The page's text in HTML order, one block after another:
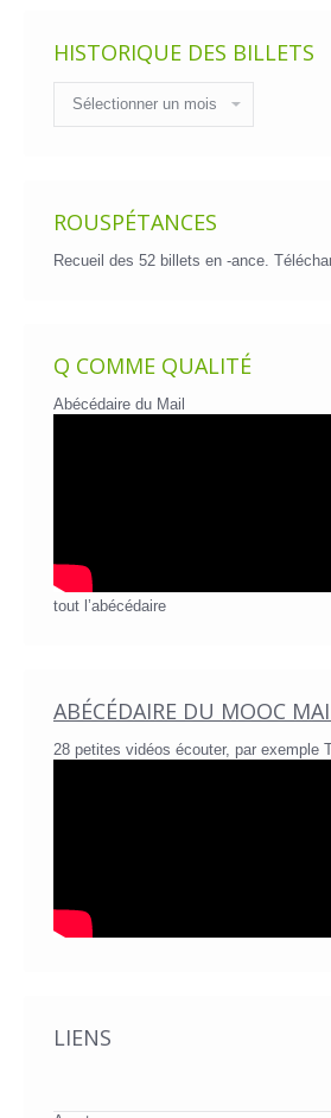
HISTORIQUE DES BILLETS
des
billets
ROUSPÉTANCES
Recueil des 52 billets en -ance.
Q COMME QUALITÉ
Abécédaire du Mail
tout l’abécédaire
ABÉCÉDAIRE DU MOOC
28 petites vidéos écouter, par exemple
LIENS